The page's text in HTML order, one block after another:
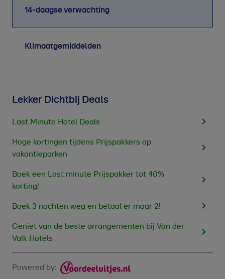
14-daagse verwachting
Klimaatgemiddelden
Lekker Dichtbij Deals
Last Minute Hotel Deals
Hoge kortingen tijdens Prijspakkers op
vakantieparken
Boek een Last minute Prijspakker tot 40%
korting!
Boek 3 nachten weg en betaal er maar 2!
Geniet van de beste arrangementen bij Van der
Valk Hotels
Powered by: